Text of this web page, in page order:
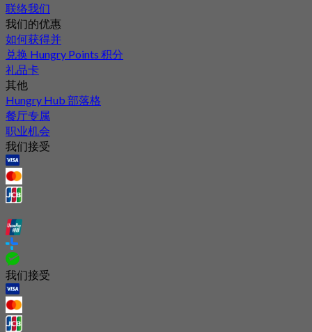
联络我们
我们的优惠
如何获得并
兑换 Hungry Points 积分
礼品卡
其他
Hungry Hub 部落格
餐厅专属
职业机会
我们接受
我们接受